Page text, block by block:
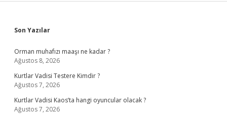
Sidebar
Son Yazılar
Orman muhafızı maaşı ne kadar ?
Ağustos 8, 2026
Kurtlar Vadisi Testere Kimdir ?
Ağustos 7, 2026
Kurtlar Vadisi Kaos’ta hangi oyuncular olacak ?
Ağustos 7, 2026